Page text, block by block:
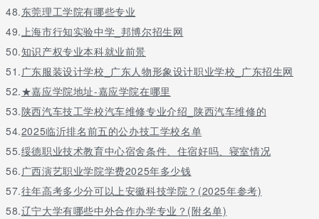
48.东莞理工学院有哪些专业
49.上海市行知实验中学_邦博尔招生网
50.知识产权专业本科就业前景
51.广东服装设计学校_广东人物形象设计职业学校_广东招生网
52.★嘉应学院地址-嘉应学院在哪里
53.陕西汽车技工学校汽车维修专业介绍_陕西汽车维修的
54.2025临沂排名前五的公办技工学校名单
55.绥德职业技术教育中心宿舍条件、住宿好吗、寝室情况
56.广西演艺职业学院学费2025年多少钱
57.往年高考多少分可以上安徽科技学院？(2025年参考)
58.辽宁大学有哪些中外合作办学专业？(附名单)